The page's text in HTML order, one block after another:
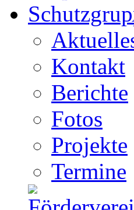
Kontakt
Berichte
Fotos
Projekte
Termine